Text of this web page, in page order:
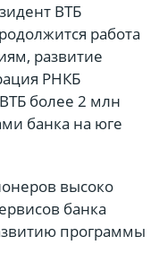
ВТБ
работа
развитие
РНКБ
более 2 млн
банка на юге
высоко
банка
программы